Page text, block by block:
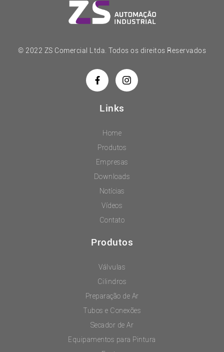
© 2022 ZS Comercial Ltda. Todos os direitos Reservados
Links
Home
Produtos
Empresas
Downloads
Notícias
Vídeos
Contato
Produtos
Válvulas
Cilindros
Preparação de Ar
Tubos e Conexões
Secador de Ar
Equipamentos para Pintura